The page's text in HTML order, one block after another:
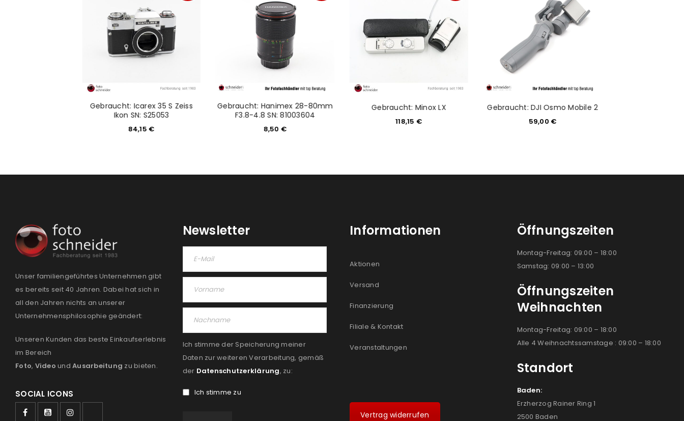
Gebraucht: Icarex 35 S Zeiss
Ikon SN: S25053
84,15 €
Gebraucht: Hanimex 28-80mm
F3.8-4.8 SN: 81003604
8,50 €
Gebraucht: Minox LX
118,15 €
Gebraucht: DJI Osmo Mobile 2
59,00 €
Unser familiengeführtes Unternehmen gibt
es bereits seit 40 Jahren. Dabei hat sich in
all den Jahren nichts an unserer
Unternehmensphilosophie geändert:
Unseren Kunden das beste Einkaufserlebnis
im Bereich
Foto, Video und Ausarbeitung zu bieten.
SOCIAL ICONS
Newsletter
Ich stimme der Speicherung meiner
Daten zur weiteren Verarbeitung, gemäß
der Datenschutzerklärung, zu:
Ich stimme zu
Informationen
Aktionen
Versand
Finanzierung
Filiale & Kontakt
Veranstaltungen
Vertrag widerrufen
Öffnungszeiten
Montag-Freitag: 09:00 – 18:00
Samstag: 09:00 – 13:00
Öffnungszeiten
Weihnachten
Montag-Freitag: 09:00 – 18:00
Alle 4 Weihnachtssamstage : 09:00 – 18:00
Standort
Baden:
Erzherzog Rainer Ring 1
2500 Baden